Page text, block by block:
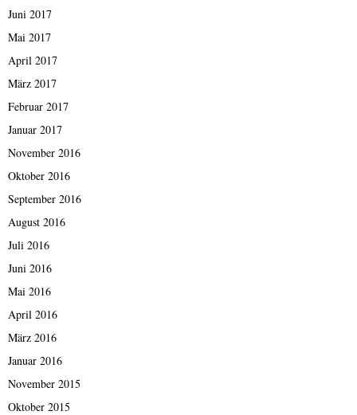
Juni 2017
Mai 2017
April 2017
März 2017
Februar 2017
Januar 2017
November 2016
Oktober 2016
September 2016
August 2016
Juli 2016
Juni 2016
Mai 2016
April 2016
März 2016
Januar 2016
November 2015
Oktober 2015